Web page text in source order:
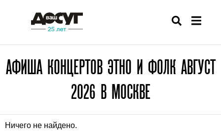
АФИША КОНЦЕРТОВ ЭТНО И ФОЛК АВГУСТ
2026 В МОСКВЕ
Ничего не найдено.